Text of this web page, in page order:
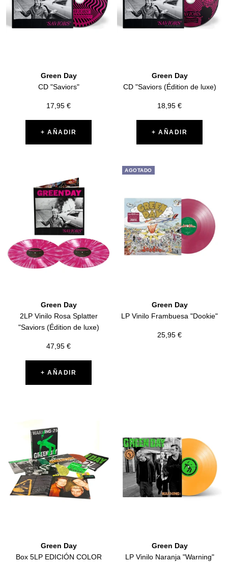
Green Day
CD "Saviors"
Precio
venta
17,95 €
+ AÑADIR
Green Day
CD "Saviors (Édition de luxe)
Precio
venta
18,95 €
+ AÑADIR
Green Day
2LP Vinilo Rosa Splatter
"Saviors (Édition de luxe)
Precio
venta
47,95 €
+ AÑADIR
AGOTADO
Green Day
LP Vinilo Frambuesa "Dookie"
Precio
25,95 €
Green Day
Box 5LP EDICIÓN COLOR
Green Day
LP Vinilo Naranja "Warning"